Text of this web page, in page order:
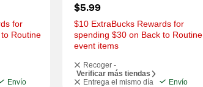
for
Routine
Envío
$5.99
$10 ExtraBucks Rewards for
spending $30 on Back to Routine
event items
Recoger -
Verificar más tiendas
Entrega el mismo día
Envío